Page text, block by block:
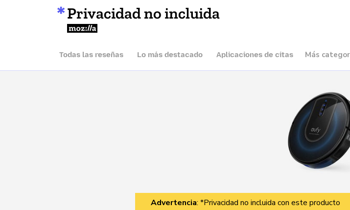
Privacidad no incluida
Mozilla
Todas las reseñas Lo más destacado Aplicaciones de citas Más
Advertencia: *Privacidad no incluida con este producto